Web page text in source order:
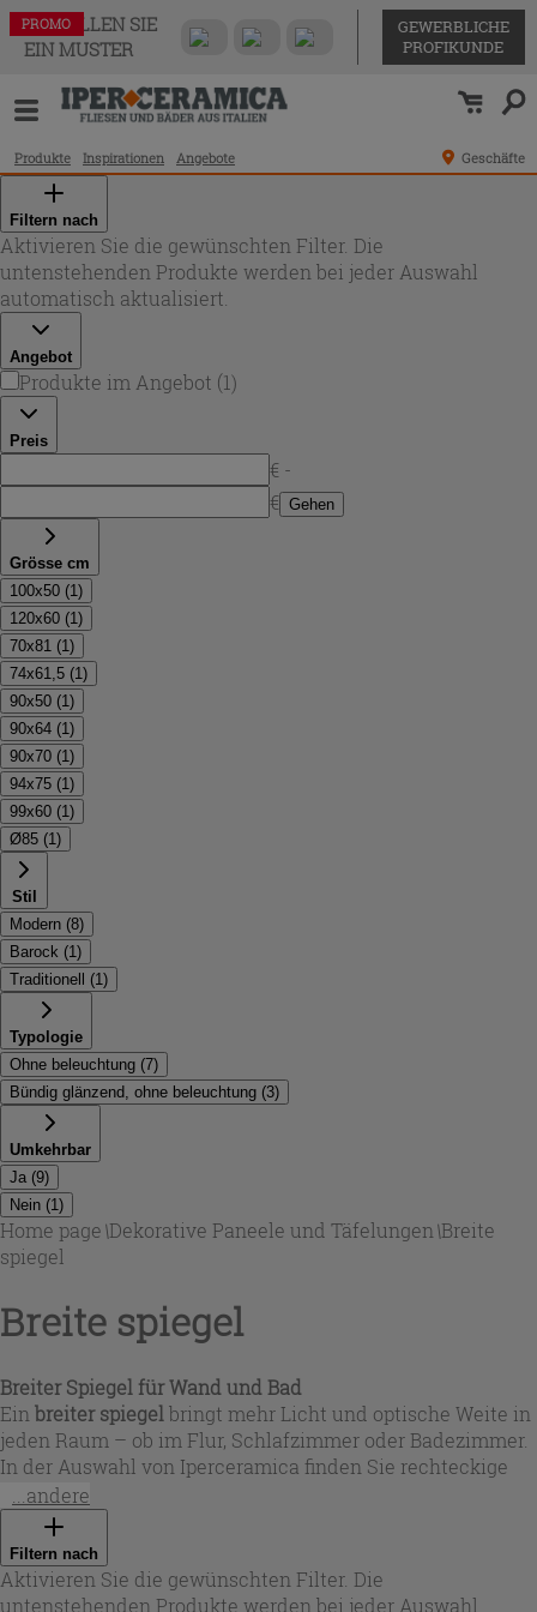
BESTELLEN SIE
EIN MUSTER
GEWERBLICHE
PROFIKUNDE
Produkte Inspirationen Angebote Geschäfte
Filtern nach
Aktivieren Sie die gewünschten Filter. Die
untenstehenden Produkte werden bei jeder Auswahl
automatisch aktualisiert.
Angebot
Produkte im Angebot (1)
Preis
€ -
€ Gehen
Grösse cm
100x50 (1)
120x60 (1)
70x81 (1)
74x61,5 (1)
90x50 (1)
90x64 (1)
90x70 (1)
94x75 (1)
99x60 (1)
Ø85 (1)
Stil
Modern (8)
Barock (1)
Traditionell
(1)
Typologie
Ohne beleuchtung (7)
Bündig glänzend, ohne beleuchtung (3)
Umkehrbar
Ja (9)
Nein (1)
Home page\Dekorative Paneele und Täfelungen \Breite
spiegel
Breite spiegel
Breiter Spiegel für Wand und Bad
Ein breiter spiegel bringt mehr Licht und optische Weite in
jeden Raum – ob im Flur, Schlafzimmer oder Badezimmer.
In der Auswahl von Iperceramica finden Sie rechteckige
Wandspiegel in großzügigen Formaten wie 90x70, 94x75
oder 150x80 cm sowie runde Varianten bis Ø100 cm. Je
nach Stil passen glänzende, bündige Designs perfekt zu
modernen Einrichtungen, während reich verzierte Rahmen
in Weiß oder Silber klassische Akzente setzen. Viele
...andere
Filtern nach
Aktivieren Sie die gewünschten Filter. Die
untenstehenden Produkte werden bei jeder Auswahl
PROMO